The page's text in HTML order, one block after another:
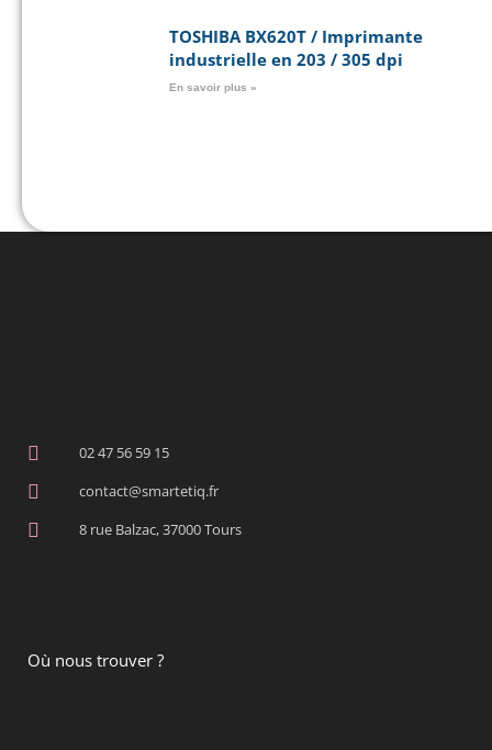
TOSHIBA BX620T / Imprimante
industrielle en 203 / 305 dpi
En savoir plus »
02 47 56 59 15
contact@smartetiq.fr
8 rue Balzac, 37000 Tours
Où nous trouver ?